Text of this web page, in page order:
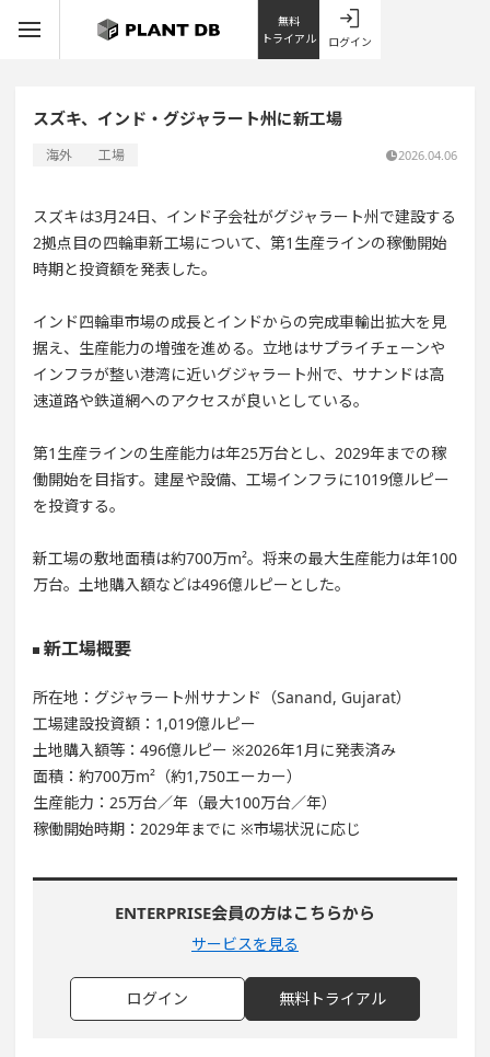
無料
トライアル
ログイン
スズキ、インド・グジャラート州に新工場
海外 工場 2026.04.06
スズキは3月24日、インド子会社がグジャラート州で建設する
2拠点目の四輪車新工場について、第1生産ラインの稼働開始
時期と投資額を発表した。
インド四輪車市場の成長とインドからの完成車輸出拡大を見
据え、生産能力の増強を進める。立地はサプライチェーンや
インフラが整い港湾に近いグジャラート州で、サナンドは高
速道路や鉄道網へのアクセスが良いとしている。
第1生産ラインの生産能力は年25万台とし、2029年までの稼
働開始を目指す。建屋や設備、工場インフラに1019億ルピー
を投資する。
新工場の敷地面積は約700万m²。将来の最大生産能力は年100
万台。土地購入額などは496億ルピーとした。
新工場概要
所在地：グジャラート州サナンド（Sanand, Gujarat）
工場建設投資額：1,019億ルピー
土地購入額等：496億ルピー ※2026年1月に発表済み
面積：約700万m²（約1,750エーカー）
生産能力：25万台／年（最⼤100万台／年）
稼働開始時期：2029年までに ※市場状況に応じ
ENTERPRISE会員の方はこちらから
サービスを見る
ログイン 無料トライアル